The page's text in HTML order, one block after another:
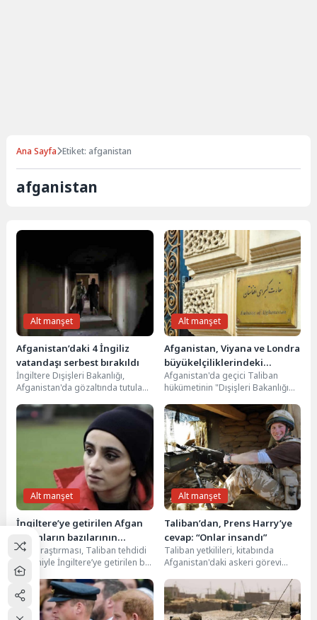
Ana Sayfa Etiket: afganistan
afganistan
Alt manşet
Afganistan’daki 4 İngiliz
vatandaşı serbest bırakıldı
İngiltere Dışişleri Bakanlığı,
Afganistan'da gözaltında tutulan
bırakılmasının memnuniyetle
karşılandığını bildirdi. Bakanlık...
Alt manşet
Afganistan, Viyana ve Londra
büyükelçiliklerindeki
hizmetleri askıya aldı
Afganistan'da geçici Taliban
hükümetinin "Dışişleri Bakanlığı
Avusturya'nın başkenti Viyana ve
İngiltere'nin...
Alt manşet
İngiltere’ye getirilen Afgan
kadınların bazılarının
futbolcu olmadığı ortaya çıktı
BBC araştırması, Taliban tehdidi
nedeniyle İngiltere’ye getirilen bir
grup Afgan kadın futbolcu
arasında, "futbolcu
olmayanların...
Alt manşet
Taliban’dan, Prens Harry’ye
cevap: “Onlar insandı”
Taliban yetkilileri, kitabında
Afganistan'daki askeri görevi
ve bundan, "ne gurur ne...